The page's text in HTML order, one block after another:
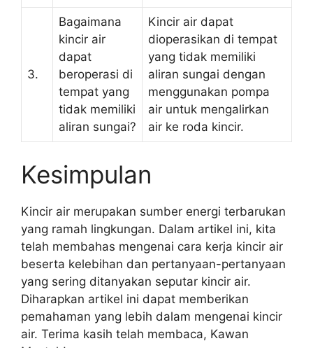
3.
Bagaimana
kincir air
dapat
beroperasi di
tempat yang
tidak memiliki
aliran sungai?
Kincir air dapat
dioperasikan di tempat
yang tidak memiliki
aliran sungai dengan
menggunakan pompa
air untuk mengalirkan
air ke roda kincir.
Kesimpulan
Kincir air merupakan sumber energi terbarukan
yang ramah lingkungan. Dalam artikel ini, kita
telah membahas mengenai cara kerja kincir air
beserta kelebihan dan pertanyaan-pertanyaan
yang sering ditanyakan seputar kincir air.
Diharapkan artikel ini dapat memberikan
pemahaman yang lebih dalam mengenai kincir
air. Terima kasih telah membaca, Kawan